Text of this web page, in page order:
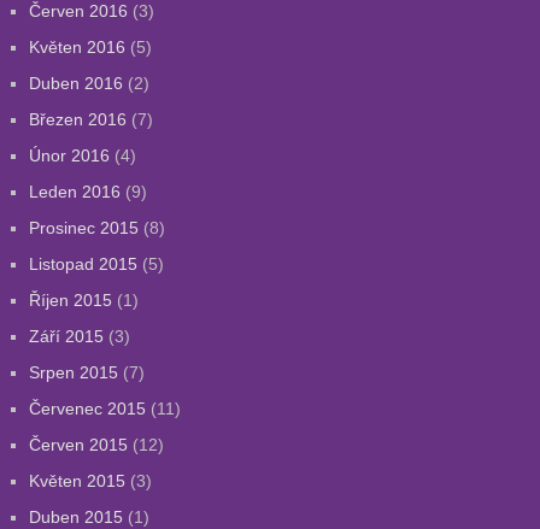
Červen 2016 (3)
Květen 2016 (5)
Duben 2016 (2)
Březen 2016 (7)
Únor 2016 (4)
Leden 2016 (9)
Prosinec 2015 (8)
Listopad 2015 (5)
Říjen 2015 (1)
Září 2015 (3)
Srpen 2015 (7)
Červenec 2015 (11)
Červen 2015 (12)
Květen 2015 (3)
Duben 2015 (1)